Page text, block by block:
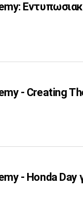
- Creating
- Honda Day